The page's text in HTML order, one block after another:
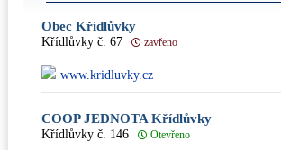
Obec Křídlůvky
Křídlůvky č. 67 zavřeno
www.kridluvky.cz
COOP JEDNOTA Křídlůvky
Křídlůvky č. 146 Otevřeno